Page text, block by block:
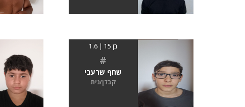
בן 15 | 1.6
#
שחף שרעבי
קבלן/נית